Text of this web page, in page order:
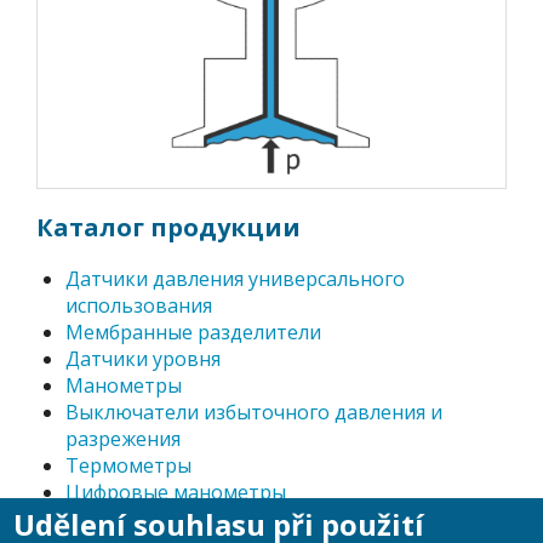
Каталог продукции
Датчики давления универсального
использования
Мембранные разделители
Датчики уровня
Манометры
Выключатели избыточного давления и
разрежения
Tермометры
Цифровые манометры
Принадлежности
Udělení souhlasu při použití